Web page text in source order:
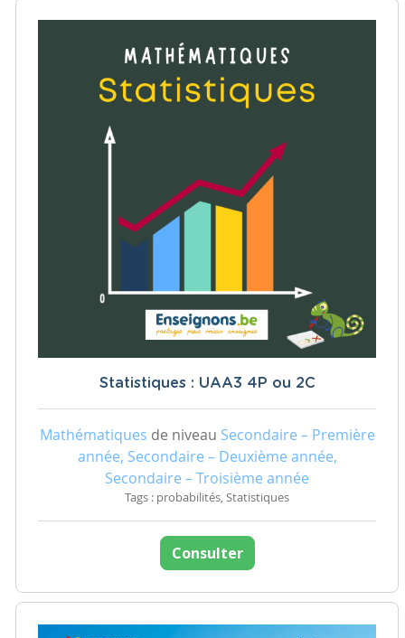
Statistiques : UAA3 4P ou 2C
Mathématiques de niveau Secondaire – Première
année, Secondaire – Deuxième année,
Secondaire – Troisième année
Tags : probabilités, Statistiques
Consulter